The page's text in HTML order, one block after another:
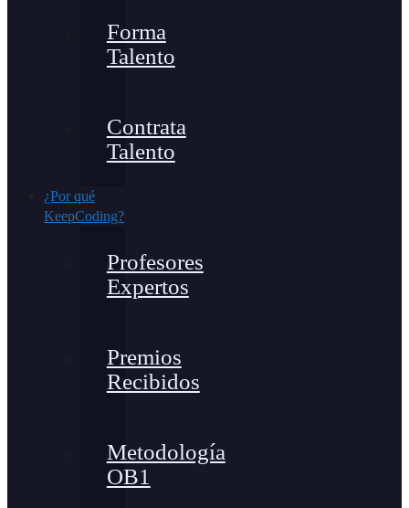
Forma
Talento
Contrata
Talento
¿Por qué
KeepCoding?
Profesores
Expertos
Premios
Recibidos
Metodología
OB1